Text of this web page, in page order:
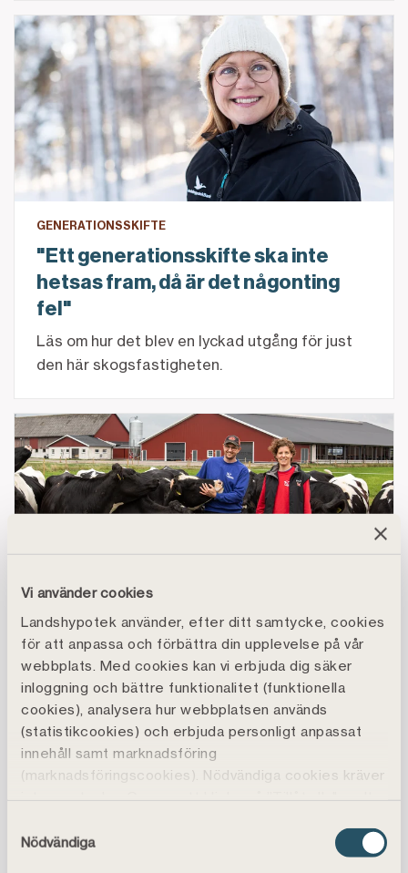
Vi använder cookies
Landshypotek använder, efter ditt samtycke, cookies
för att anpassa och förbättra din upplevelse på vår
webbplats. Med cookies kan vi erbjuda dig säker
inloggning och bättre funktionalitet (funktionella
cookies), analysera hur webbplatsen används
(statistikcookies) och erbjuda personligt anpassat
innehåll samt marknadsföring
(marknadsföringscookies). Nödvändiga cookies kräver
inte samtycke. Genom att klicka på ”Tillåt alla" godtar
statistikcookies vilket är frivilligt.
Nödvändiga
"Ett generationsskifte ska inte hetsas fram, då är
GENERATIONSSKIFTE
"Ett generationsskifte ska inte
hetsas fram, då är det någonting
fel"
Läs om hur det blev en lyckad utgång för just
den här skogsfastigheten.
Med fötterna på jorden och korna på lyxhotell
MEDLEMSPORTRÄTT
Med fötterna på jorden och korna
på lyxhotell
Vad ska man tänka på när man moderniserar en
mjölkgård? Går det att expandera utan att få
växtvärk? Niclas och Lena Stang på Södra Kärr
Lär dig mer om spannmålsodling